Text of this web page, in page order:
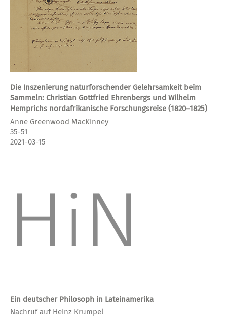
Die Inszenierung naturforschender Gelehrsamkeit beim
Sammeln: Christian Gottfried Ehrenbergs und Wilhelm
Hemprichs nordafrikanische Forschungsreise (1820–1825)
Anne Greenwood MacKinney
35-51
2021-03-15
Ein deutscher Philosoph in Lateinamerika
Nachruf auf Heinz Krumpel